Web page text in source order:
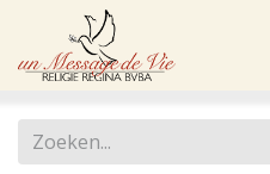
Overslaan naar inhoud